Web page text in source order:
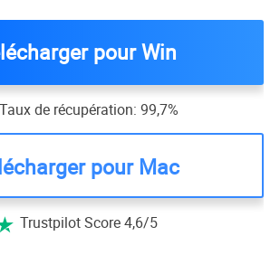
pour Win
Taux de récupération: 99,7%
pour Mac
Trustpilot Score 4,6/5